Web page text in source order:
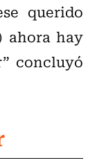
querido
ahora hay
concluyó